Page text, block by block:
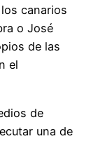
canarios
o José
de las
el
de
una de